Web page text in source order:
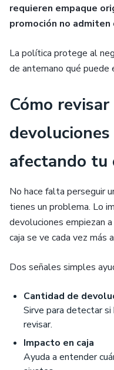
requieren empaque
promoción no admiten
La política protege al
de antemano qué puede
Cómo
afectando tu
No hace falta perseguir
tienes un problema. Lo
devoluciones empiezan
caja se ve cada vez más
Dos señales simples
Cantidad de
Sirve para detectar
revisar.
Impacto en caja
Ayuda a entender